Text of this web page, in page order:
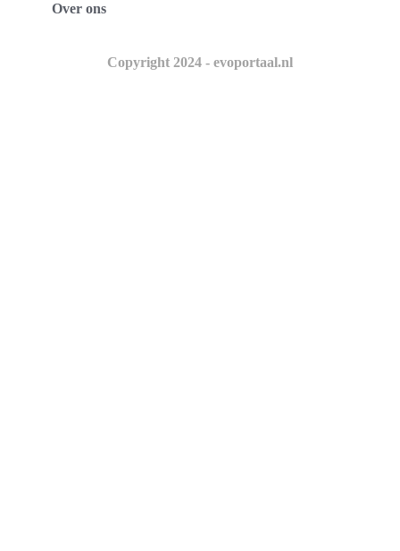
Over ons
Copyright 2024 - evoportaal.nl